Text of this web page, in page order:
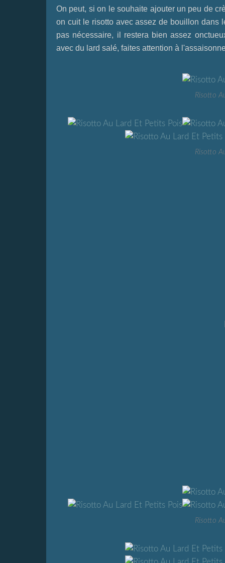
On peut, si on le souhaite ajouter un peu de
on cuit le risotto avec assez de bouillon dans
pas nécessaire, il restera bien assez
avec du lard salé, faites attention à
Risotto
Risotto
Risotto